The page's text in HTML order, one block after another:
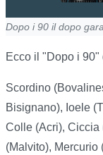
Dopo i 90 il dopo
Ecco il "Dopo i
Scordino
Bisignano), Ioele
Colle (Acri), Ciccia
(Malvito), Mercurio